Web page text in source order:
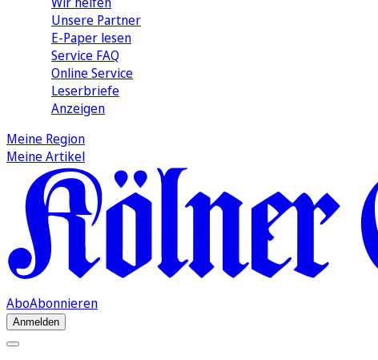
Unsere Partner
E-Paper lesen
Service FAQ
Online Service
Leserbriefe
Anzeigen
Meine Region
Meine Artikel
AboAbonnieren
Anmelden